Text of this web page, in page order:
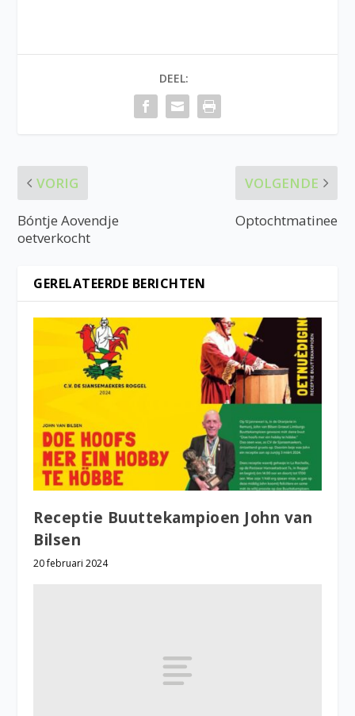
DEEL:
VORIG
Bóntje Aovendje
oetverkocht
VOLGENDE
Optochtmatinee
GERELATEERDE BERICHTEN
Receptie Buuttekampioen John van
Bilsen
20 februari 2024